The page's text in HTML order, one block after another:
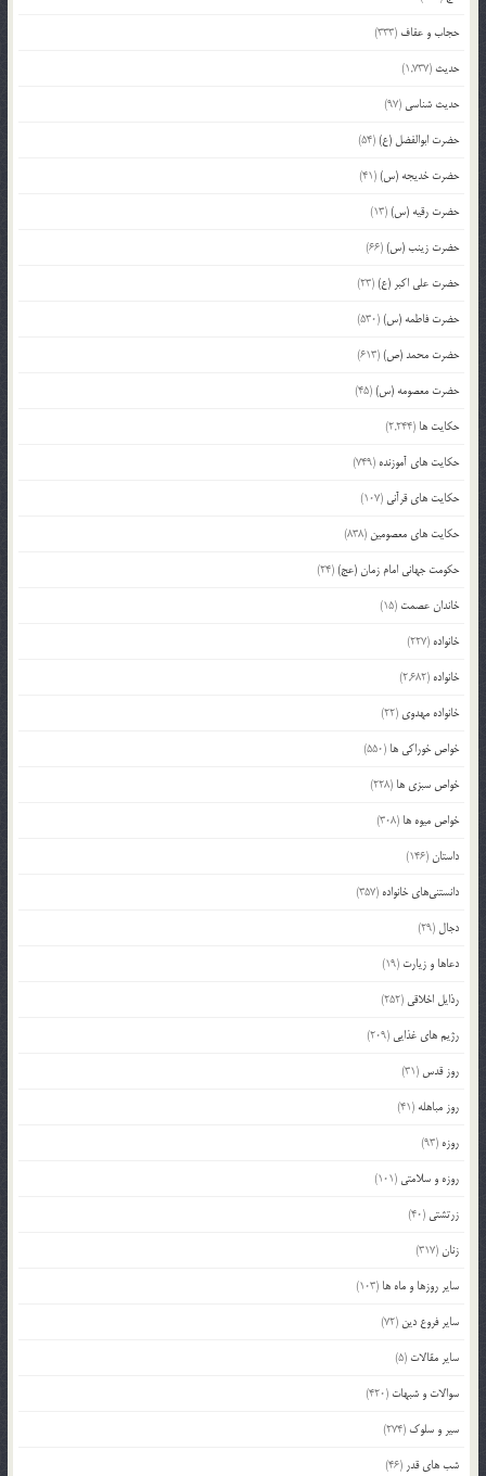
حجاب و عفاف (333)
حدیث (1,737)
حدیث شناسی (97)
حضرت ابوالفضل (ع)(54)
حضرت خدیجه (س)(41)
حضرت رقیه (س)(13)
حضرت زینب (س)(66)
حضرت علی اکبر (ع)(23)
حضرت فاطمه (س)(530)
حضرت محمد (ص)(613)
حضرت معصومه (س)(45)
حکایت ها (2,244)
حکایت های آموزنده (749)
حکایت های قرآنی (107)
حکایت های معصومین (838)
حکومت جهانی امام زمان (عج)(24)
خاندان عصمت (15)
خانواده (227)
خانواده (2,682)
خانواده مهدوی (22)
خواص خوراکی ها (550)
خواص سبزی ها (228)
خواص میوه ها (308)
داستان(146)
دانستنی‌های خانواده (357)
دجال (29)
دعاها و زیارت (19)
رذایل اخلاقی (252)
رژیم های غذایی (209)
روز قدس (31)
روز مباهله (41)
روزه (93)
روزه و سلامتی (101)
زرتشتی (40)
زنان(317)
سایر روزها و ماه ها (103)
سایر فروع دین (72)
سایر مقالات (5)
سوالات و شبهات (420)
سیر و سلوک (274)
شب های قدر (46)